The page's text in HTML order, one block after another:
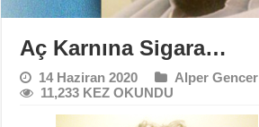
Aç Karnına Sigara…
14 Haziran 2020
Alper Gencer
11,233 KEZ OKUNDU